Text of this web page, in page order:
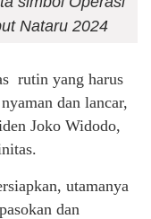
Nataru 2024
rutin yang harus
dan lancar,
Joko Widodo,
utamanya
dan